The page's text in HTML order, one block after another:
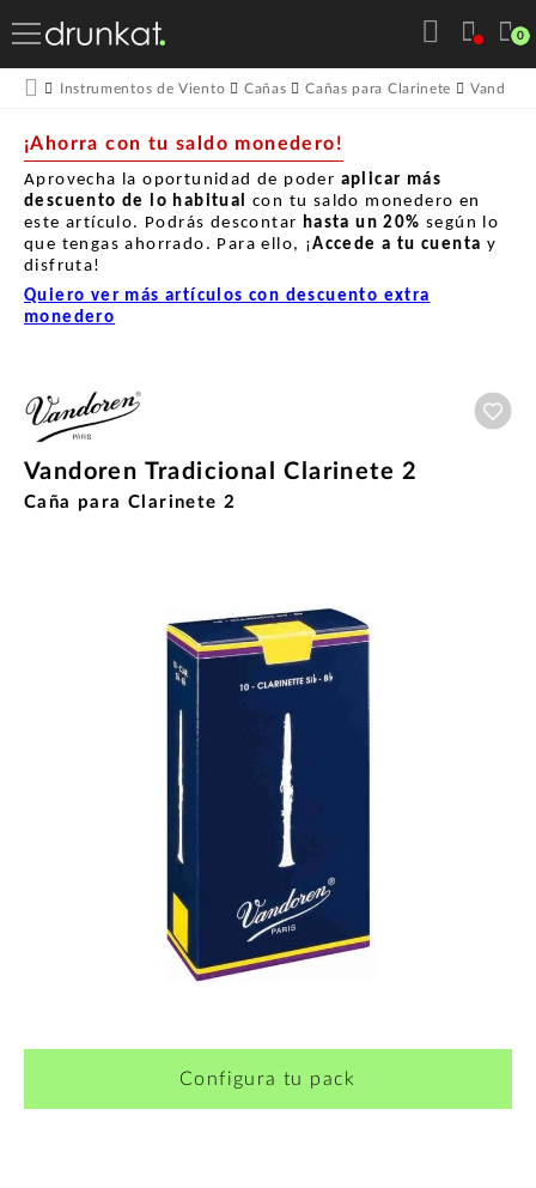
0
Instrumentos de Viento Cañas Cañas para Clarinete
¡Ahorra con tu saldo monedero!
Aprovecha la oportunidad de poder aplicar más
descuento de lo habitual con tu saldo monedero en
este artículo. Podrás descontar hasta un 20% según lo
que tengas ahorrado. Para ello, ¡Accede a tu cuenta y
disfruta!
Quiero ver más artículos con descuento extra
monedero
Vandoren Tradicional Clarinete 2
Caña para Clarinete 2
Configura tu pack